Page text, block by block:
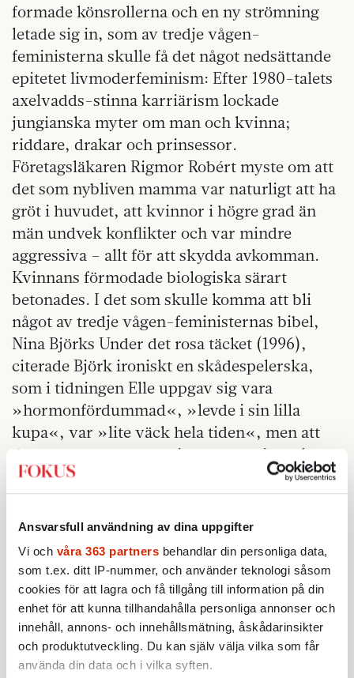
Ansvarsfull användning av dina uppgifter
Vi och våra 363 partners behandlar din personliga data,
som t.ex. ditt IP-nummer, och använder teknologi såsom
cookies för att lagra och få tillgång till information på din
enhet för att kunna tillhandahålla personliga annonser och
innehåll, annons- och innehållsmätning, åskådarinsikter
och produktutveckling. Du kan själv välja vilka som får
använda din data och i vilka syften.
formade könsrollerna och en ny strömning
letade sig in, som av tredje vågen-
feministerna skulle få det något nedsättande
epitetet livmoderfeminism: Efter 1980-talets
axelvadds-stinna karriärism lockade
jungianska myter om man och kvinna;
riddare, drakar och prinsessor.
Företagsläkaren Rigmor Robért myste om att
det som nybliven mamma var naturligt att ha
gröt i huvudet, att kvinnor i högre grad än
män undvek konflikter och var mindre
aggressiva – allt för att skydda avkomman.
Kvinnans förmodade biologiska särart
betonades. I det som skulle komma att bli
något av tredje vågen-feministernas bibel,
Nina Björks Under det rosa täcket (1996),
citerade Björk ironiskt en skådespelerska,
som i tidningen Elle uppgav sig vara
»hormonfördummad«, »levde i sin lilla
kupa«, var »lite väck hela tiden«, men att
det var »naturens mening att man inte ska
grubbla för mycket, utan rikta all sin energi
mot det här lilla knytet«. Nina Björk slog
bakut mot en särartsfeminism, som ofta
skuldbelade kvinnor som inte med hull och
hår ville slukas av kupan. I ett försök att riva
av ett kvalmigt rosa täcke sa hon sig vilja
möta världen som individ, inte kön, och
ifrågasatte naturligheten i att skapa sig,
konstruera sig till det som kulturen, inte